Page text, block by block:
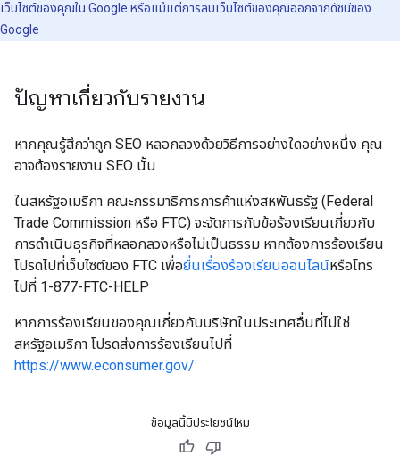
เว็บไซต์ของคุณใน Google หรือแม้แต่การลบเว็บไซต์ของคุณออกจากดัชนีของ
Google
ปัญหาเกี่ยวกับรายงาน
หากคุณรู้สึกว่าถูก SEO หลอกลวงด้วยวิธีการอย่างใดอย่างหนึ่ง คุณ
อาจต้องรายงาน SEO นั้น
ในสหรัฐอเมริกา คณะกรรมาธิการการค้าแห่งสหพันธรัฐ (Federal
Trade Commission หรือ FTC) จะจัดการกับข้อร้องเรียนเกี่ยวกับ
การดำเนินธุรกิจที่หลอกลวงหรือไม่เป็นธรรม หากต้องการร้องเรียน
โปรดไปที่เว็บไซต์ของ FTC เพื่อยื่นเรื่องร้องเรียนออนไลน์หรือโทร
ไปที่ 1-877-FTC-HELP
หากการร้องเรียนของคุณเกี่ยวกับบริษัทในประเทศอื่นที่ไม่ใช่
สหรัฐอเมริกา โปรดส่งการร้องเรียนไปที่
https://www.econsumer.gov/
ข้อมูลนี้มีประโยชน์ไหม